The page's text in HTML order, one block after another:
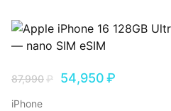
87,990₽ 54,950₽
iPhone